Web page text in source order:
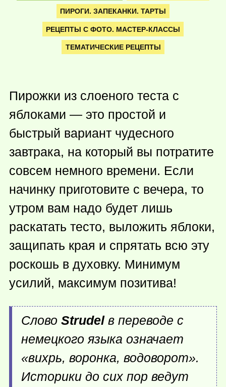
ПИРОГИ. ЗАПЕКАНКИ. ТАРТЫ
РЕЦЕПТЫ С ФОТО. МАСТЕР-КЛАССЫ
ТЕМАТИЧЕСКИЕ РЕЦЕПТЫ
Пирожки из слоеного теста с
яблоками — это простой и
быстрый вариант чудесного
завтрака, на который вы потратите
совсем немного времени. Если
начинку приготовите с вечера, то
утром вам надо будет лишь
раскатать тесто, выложить яблоки,
защипать края и спрятать всю эту
роскошь в духовку. Минимум
усилий, максимум позитива!
Слово Strudelв переводе с
немецкого языка означает
«вихрь, воронка, водоворот».
Историки до сих пор ведут